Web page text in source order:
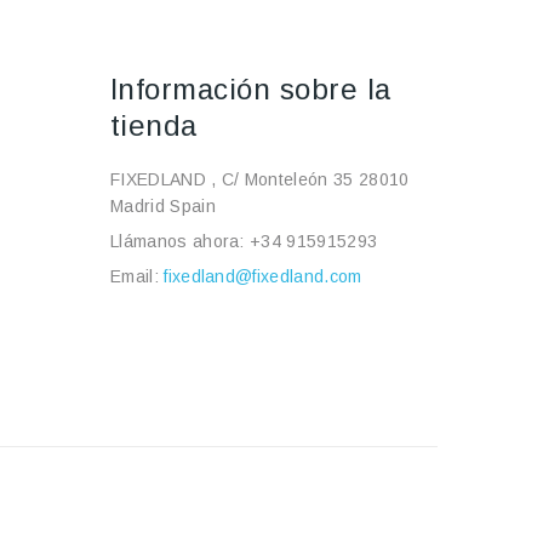
Información sobre la
tienda
FIXEDLAND , C/ Monteleón 35 28010
Madrid Spain
Llámanos ahora: +34 915915293
Email:fixedland@fixedland.com